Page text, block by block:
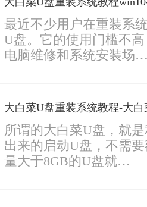
最近不少用户在重装系
U盘。它的使用门槛不
电脑维修和系统安装场
大白菜U盘重装系统教程-大
所谓的大白菜U盘，就
出来的启动U盘，不需
量大于8GB的U盘就…